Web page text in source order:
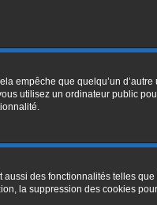
empêche que quelqu’un
utilisez un ordinateur public
des fonctionnalités telles
la suppression des cookies